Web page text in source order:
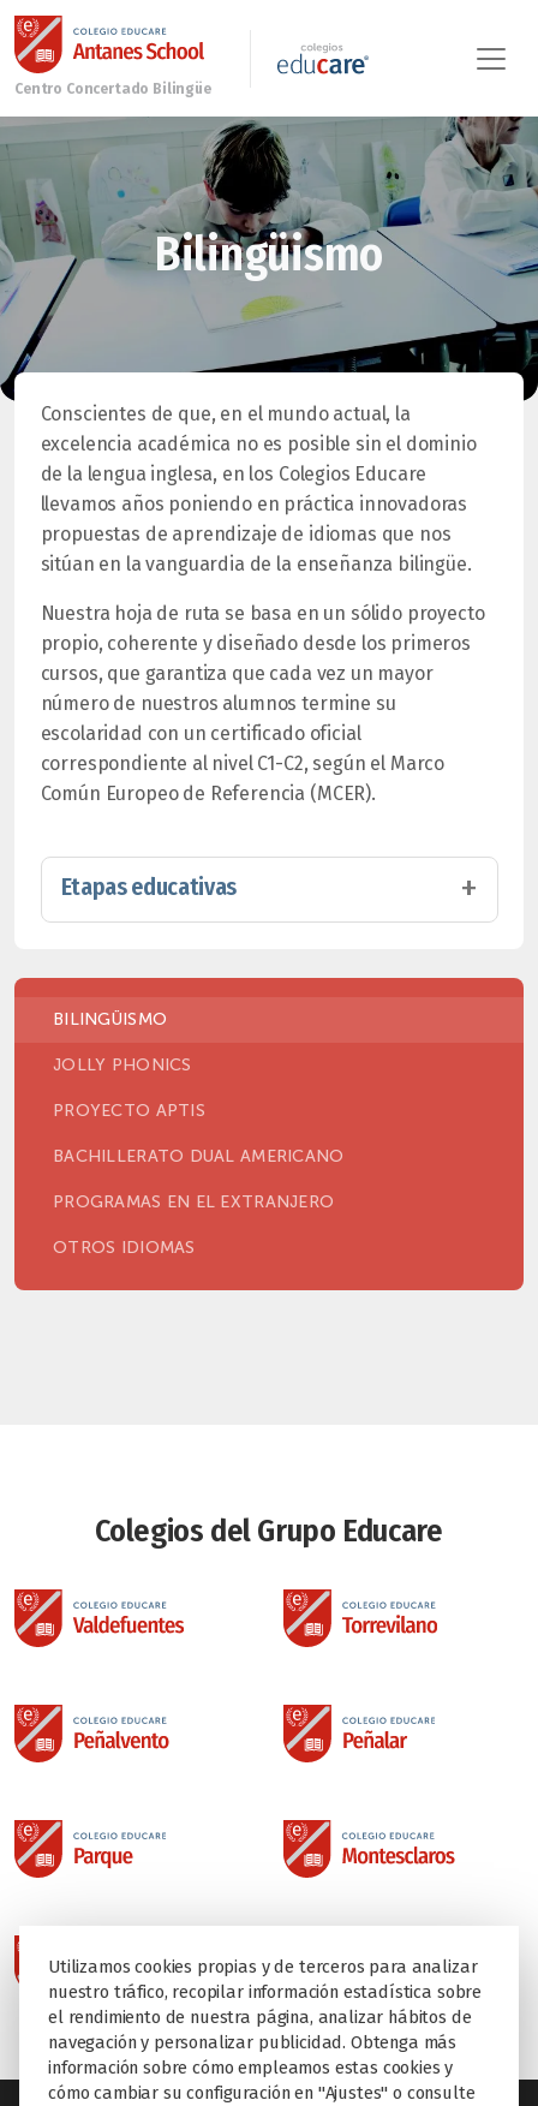
Bilingüismo
Conscientes de que, en el mundo actual, la
excelencia académica no es posible sin el dominio
de la lengua inglesa, en los Colegios Educare
llevamos años poniendo en práctica innovadoras
propuestas de aprendizaje de idiomas que nos
sitúan en la vanguardia de la enseñanza bilingüe.
Nuestra hoja de ruta se basa en un sólido proyecto
propio, coherente y diseñado desde los primeros
cursos, que garantiza que cada vez un mayor
número de nuestros alumnos termine su
escolaridad con un certificado oficial
correspondiente al nivel C1-C2, según el Marco
Común Europeo de Referencia (MCER).
Etapas educativas
BILINGÜISMO
JOLLY PHONICS
PROYECTO APTIS
BACHILLERATO DUAL AMERICANO
PROGRAMAS EN EL EXTRANJERO
OTROS IDIOMAS
Colegios del Grupo Educare
Utilizamos cookies propias y de terceros para analizar
nuestro tráfico, recopilar información estadística sobre
el rendimiento de nuestra página, analizar hábitos de
navegación y personalizar publicidad. Obtenga más
información sobre cómo empleamos estas cookies y
cómo cambiar su configuración en "Ajustes" o consulte